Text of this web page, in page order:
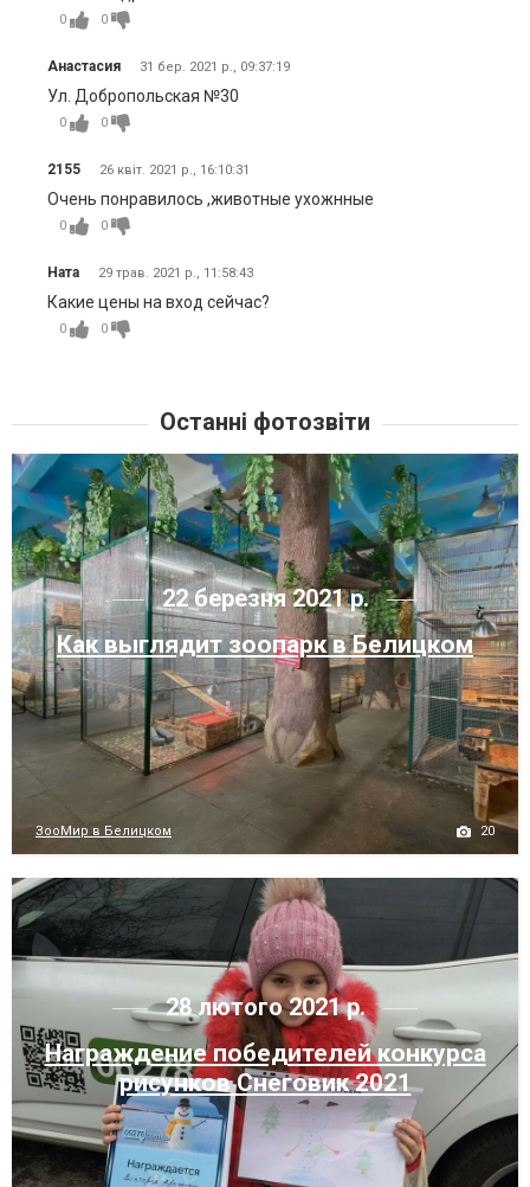
0 0
Анастасия 31 бер. 2021 р., 09:37:19
Ул. Добропольская №30
0 0
2155 26 квіт. 2021 р., 16:10:31
Очень понравилось ,животные ухожнные
0 0
Ната 29 трав. 2021 р., 11:58:43
Какие цены на вход сейчас?
0 0
Останні фотозвіти
22 березня 2021 р.
Как выглядит зоопарк в Белицком
ЗооМир в Белицком 20
28 лютого 2021 р.
Награждение победителей конкурса
рисунков Снеговик 2021